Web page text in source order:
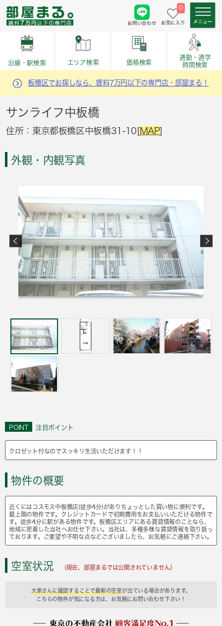
お問い合わせ
0
お気に入り
沿線・駅検索 エリア検索 価格検索
通勤・通学
時間検索
板橋区でお探しなら、賃料7万円以下の専門店・部屋まる！
サンライフ中板橋
住所：東京都板橋区中板橋31-10[MAP]
外観・内観写真
POINT 注目ポイント
クロゼット付なのでスッキリ生活いただけます！！
物件の概要
近くにはコスモス中板橋店(徒歩4分)がありちょっとした買い物に便利です。
最上階の物件です。クレジットカードで初期費用をお支払いいただける物件で
す。徒歩4分に駅がある物件です。板橋区エリアにある賃貸情報のことなら、
地域に密着した当社へお任せ下さい。当社は、多種多様な賃貸情報を取り扱っ
ております。ご要望や不明な点などございましたら、お気軽にご連絡下さい。
空室状況 (現在、部屋まるでは公開されていません）
大家さんに確認することで最新の空室が出ている場合があります。
こちらの物件が気になる方は、お気軽にお問い合わせ下さい！